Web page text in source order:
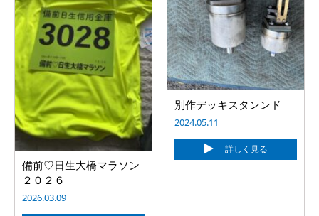
備前♡日生大橋マラソン
２０２６
2026.03.09
別作デッキスタンンド
2024.05.11
詳しく見る